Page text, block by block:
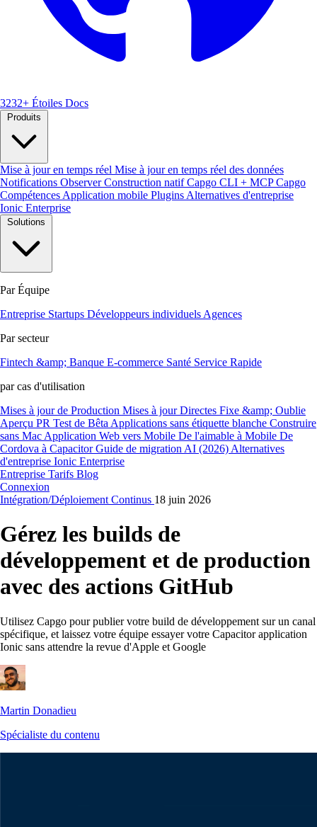
3232+ Étoiles Docs
Produits
Mise à jour en temps réel Mise à jour en temps réel des données
Notifications ObserverConstruction natifCapgo CLI + MCPCapgo
Compétences Application mobile Plugins Alternatives d'entreprise
Ionic Enterprise
Solutions
Par Équipe
Entreprise Startups Développeurs individuels Agences
Par secteur
Fintech &amp; Banque E-commerce Santé Service Rapide
par cas d'utilisation
Mises à jour de Production Mises à jour Directes Fixe &amp; Oublie
Aperçu PR Test de Bêta Applications sans étiquette blanche Construire
sans Mac Application Web vers Mobile De l'aimable à Mobile De
Cordova à CapacitorGuide de migration AI (2026) Alternatives
d'entreprise Ionic Enterprise
Entreprise Tarifs Blog
Connexion
Intégration/Déploiement Continus 18 juin 2026
Gérez les builds de
développement et de production
avec des actions GitHub
Utilisez Capgo pour publier votre build de développement sur un canal
spécifique, et laissez votre équipe essayer votre Capacitor application
Ionic sans attendre la revue d'Apple et Google
Martin Donadieu
Spécialiste du contenu